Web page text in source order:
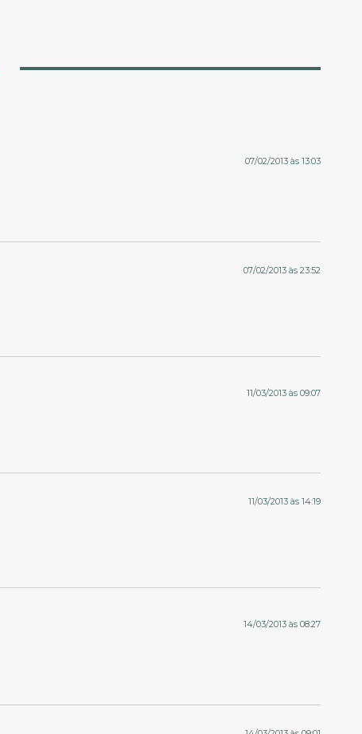
07/02/2013 às 13:03
07/02/2013 às 23:52
11/03/2013 às 09:07
11/03/2013 às 14:19
14/03/2013 às 08:27